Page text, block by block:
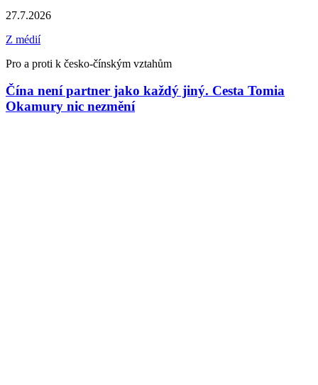
27.7.2026
Z médií
Pro a proti k česko-čínským vztahům
Čína není partner jako každý jiný. Cesta Tomia
Okamury nic nezmění